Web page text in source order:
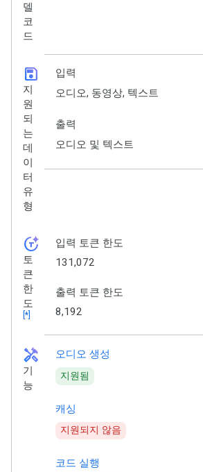
델
코
드
save
지
원
되
는
데
이
터
유
형
입력
오디오, 동영상, 텍스트
출력
오디오 및 텍스트
token_auto
토
큰
한
도
[*]
입력 토큰 한도
131,072
출력 토큰 한도
8,192
handyman
기
능
오디오 생성
지원됨
캐싱
지원되지 않음
코드 실행